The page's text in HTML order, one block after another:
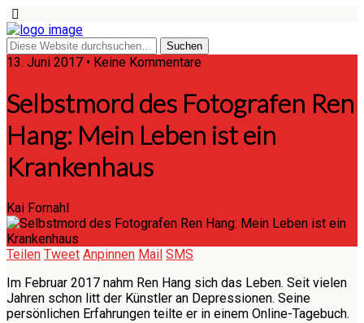
13. Juni 2017 • Keine Kommentare
Selbstmord des Fotografen Ren
Hang: Mein Leben ist ein
Krankenhaus
Kai Fornahl
Teilen Tweet Anpinnen Mail SMS
Im Februar 2017 nahm Ren Hang sich das Leben. Seit vielen
Jahren schon litt der Künstler an Depressionen. Seine
persönlichen Erfahrungen teilte er in einem Online-Tagebuch.